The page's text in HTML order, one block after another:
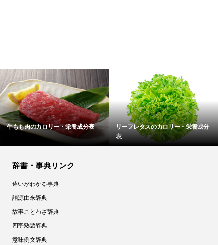
牛もも肉のカロリー・栄養成分表
リーフレタスのカロリー・栄養成分
表
辞書・事典リンク
違いがわかる事典
語源由来辞典
故事ことわざ辞典
四字熟語辞典
意味例文辞典